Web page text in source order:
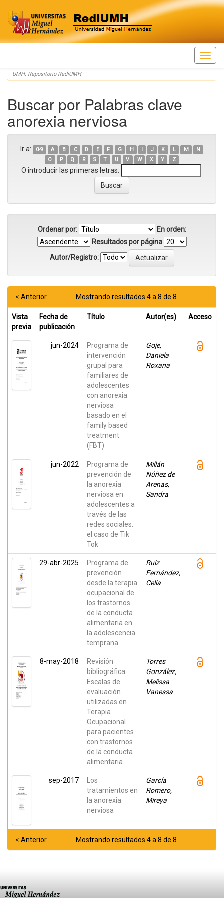
Skip
navigation
UMH: Repositorio RediUMH
Buscar por Palabras clave
anorexia nerviosa
Ir a: 0-9 A B C D E F G H I J K L M
N
O
P Q R S T U V W X Y Z
O introducir las primeras letras:
Ordenar por:
En orden:
Resultados por página
Autor/Registro:
Mostrando resultados 4 a 8 de 8
< Anterior
Vista
previa
Fecha de
publicación
Título Autor(es) Acceso
jun-2024
Programa de
intervención
grupal para
familiares de
adolescentes
con anorexia
nerviosa
basado en el
family based
treatment
(FBT)
Goje,
Daniela
Roxana
jun-2022
Programa de
prevención de
la anorexia
nerviosa en
adolescentes a
través de las
redes sociales:
el caso de Tik
Tok
Millán
Núñez de
Arenas,
Sandra
29-abr-2025
Programa de
prevención
desde la terapia
ocupacional de
los trastornos
de la conducta
alimentaria en
la adolescencia
temprana.
Ruiz
Fernández,
Celia
8-may-2018
Revisión
bibliográfica:
Escalas de
evaluación
utilizadas en
Terapia
Ocupacional
para pacientes
con trastornos
de la conducta
alimentaria
Torres
González,
Melissa
Vanessa
sep-2017
Los
tratamientos en
la anorexia
nerviosa
García
Romero,
Mireya
Mostrando resultados 4 a 8 de 8
< Anterior